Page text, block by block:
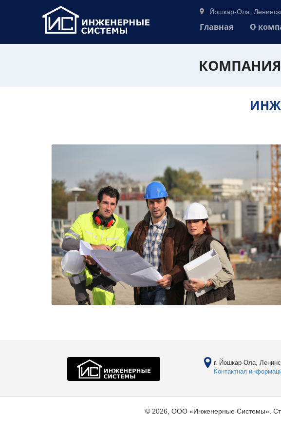
Йошкар-Ола,
Главная О
г. Йошкар-Ола,
Контактная
© 2026, ООО «Инженерные Системы».